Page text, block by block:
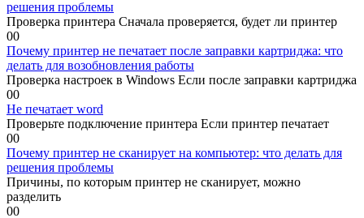
решения проблемы
Проверка принтера Сначала проверяется, будет ли принтер
00
Почему принтер не печатает после заправки картриджа: что
делать для возобновления работы
Проверка настроек в Windows Если после заправки картриджа
00
Не печатает word
Проверьте подключение принтера Если принтер печатает
00
Почему принтер не сканирует на компьютер: что делать для
решения проблемы
Причины, по которым принтер не сканирует, можно
разделить
00